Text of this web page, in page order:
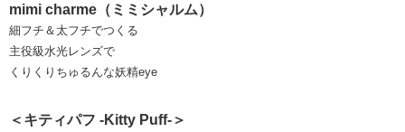
mimi charme（ミミシャルム）
細フチ＆太フチでつくる
主役級水光レンズで
くりくりちゅるんな妖精eye
＜キティパフ -Kitty Puff-＞